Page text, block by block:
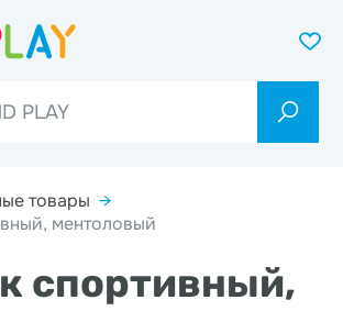
товары →
ментоловый
спортивный,